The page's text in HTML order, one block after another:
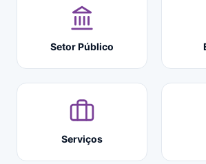
Setor Público
Serviços